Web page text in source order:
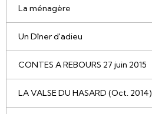
La ménagère
Un Dîner d'adieu
CONTES A REBOURS 27 juin 2015
LA VALSE DU HASARD (Oct. 2014)